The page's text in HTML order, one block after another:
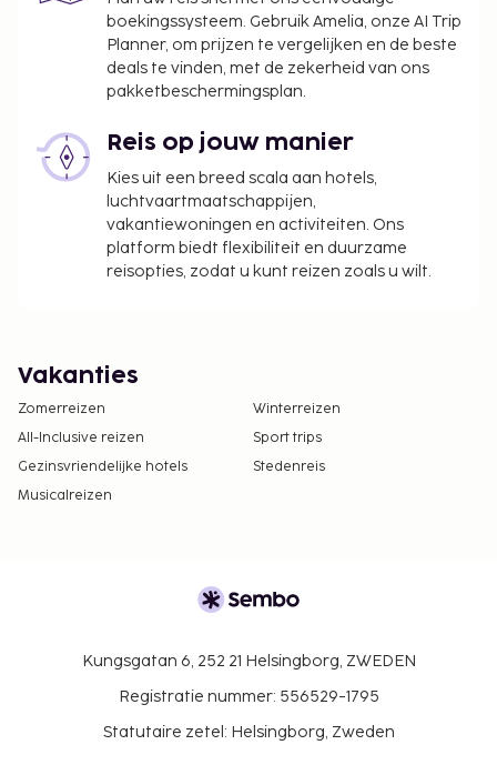
boekingssysteem. Gebruik Amelia, onze AI Trip
Planner, om prijzen te vergelijken en de beste
deals te vinden, met de zekerheid van ons
pakketbeschermingsplan.
Reis op jouw manier
Kies uit een breed scala aan hotels,
luchtvaartmaatschappijen,
vakantiewoningen en activiteiten. Ons
platform biedt flexibiliteit en duurzame
reisopties, zodat u kunt reizen zoals u wilt.
Vakanties
Zomerreizen
Winterreizen
All-Inclusive reizen
Sport trips
Gezinsvriendelijke hotels
Stedenreis
Musicalreizen
Kungsgatan 6, 252 21 Helsingborg, ZWEDEN
Registratie nummer: 556529-1795
Statutaire zetel: Helsingborg, Zweden